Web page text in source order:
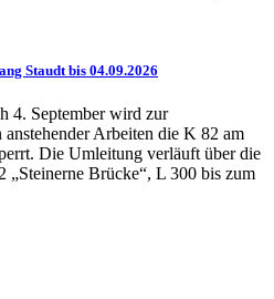
Staudt bis 04.09.2026
4. September wird zur
Arbeiten die K 82 am
Die Umleitung verläuft über die
Brücke“, L 300 bis zum